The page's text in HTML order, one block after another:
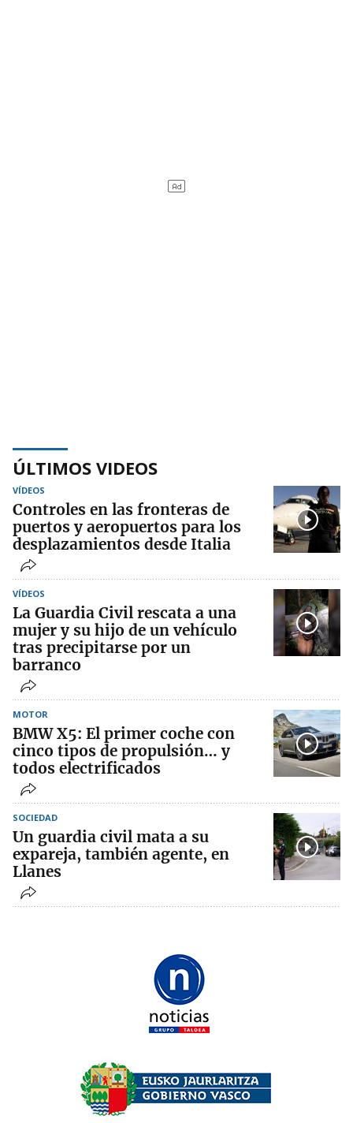
ÚLTIMOS VIDEOS
VÍDEOS
Controles en las fronteras de
puertos y aeropuertos para los
desplazamientos desde Italia
VÍDEOS
La Guardia Civil rescata a una
mujer y su hijo de un vehículo
tras precipitarse por un
barranco
MOTOR
BMW X5: El primer coche con
cinco tipos de propulsión… y
todos electrificados
SOCIEDAD
Un guardia civil mata a su
expareja, también agente, en
Llanes